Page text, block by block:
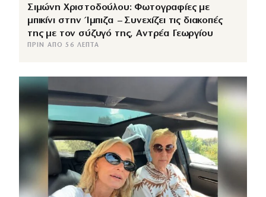
Σιμώνη Χριστοδούλου: Φωτογραφίες με
μπικίνι στην Ίμπιζα – Συνεχίζει τις διακοπές
της με τον σύζυγό της, Αντρέα Γεωργίου
ΠΡΙΝ ΑΠΌ 56 ΛΕΠΤΆ